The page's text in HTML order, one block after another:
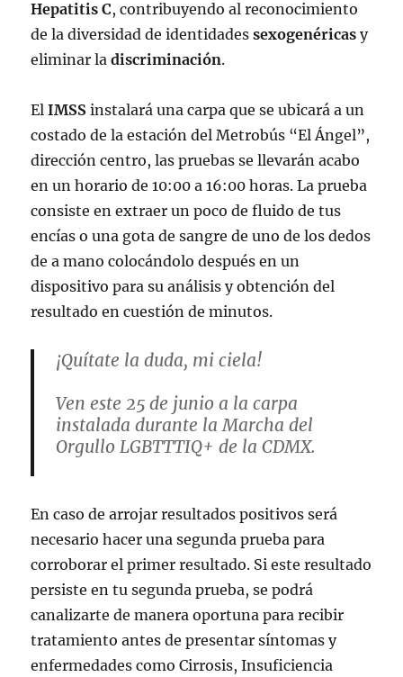
Hepatitis C, contribuyendo al reconocimiento
de la diversidad de identidadessexogenéricas y
eliminar ladiscriminación.
ElIMSS instalará una carpa que se ubicará a un
costado de la estación del Metrobús “El Ángel”,
dirección centro, las pruebas se llevarán acabo
en un horario de 10:00 a 16:00 horas. La prueba
consiste en extraer un poco de fluido de tus
encías o una gota de sangre de uno de los dedos
de a mano colocándolo después en un
dispositivo para su análisis y obtención del
resultado en cuestión de minutos.
¡Quítate la duda, mi ciela!
Ven este 25 de junio a la carpa
instalada durante la Marcha del
Orgullo LGBTTTIQ+ de la CDMX.
y#HepatitisC.
¡Di
#Compermisay hazte la prueba!
🏳️‍🌈
https://t.co/R2WX6AiRGs#loveIMSSlov
e pic.twitter.com/D3QN1ssp1R
En caso de arrojar resultados positivos será
necesario hacer una segunda prueba para
corroborar el primer resultado. Si este resultado
persiste en tu segunda prueba, se podrá
canalizarte de manera oportuna para recibir
tratamiento antes de presentar síntomas y
enfermedades como Cirrosis, Insuficiencia